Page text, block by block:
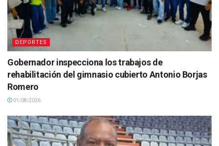
DEPORTES
Gobernador inspecciona los trabajos de
rehabilitación del gimnasio cubierto Antonio Borjas
Romero
01/08/2026